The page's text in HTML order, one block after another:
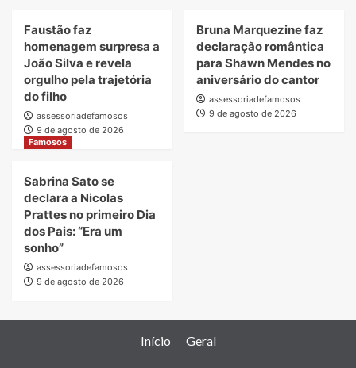
Faustão faz
homenagem surpresa a
João Silva e revela
orgulho pela trajetória
do filho
assessoriadefamosos
9 de agosto de 2026
Bruna Marquezine faz
declaração romântica
para Shawn Mendes no
aniversário do cantor
assessoriadefamosos
9 de agosto de 2026
Famosos
Sabrina Sato se
declara a Nicolas
Prattes no primeiro Dia
dos Pais: “Era um
sonho”
assessoriadefamosos
9 de agosto de 2026
Início Geral